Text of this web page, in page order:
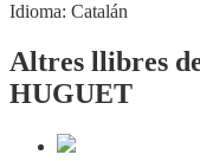
Idioma: Catalán
Altres llibres
HUGUET